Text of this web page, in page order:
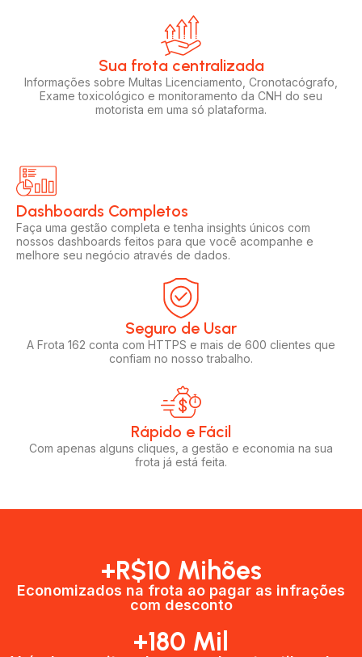
Sua frota centralizada​
Informações sobre Multas Licenciamento, Cronotacógrafo,
Exame toxicológico e monitoramento da CNH do seu
motorista em uma só plataforma.
Dashboards Completos​​
Faça uma gestão completa e tenha insights únicos com
nossos dashboards feitos para que você acompanhe e
melhore seu negócio através de dados.
Seguro de Usar​
A Frota 162 conta com HTTPS e mais de 600 clientes que
confiam no nosso trabalho.
Rápido e Fácil​
Com apenas alguns cliques, a gestão e economia na sua
frota já está feita.
+R$10 Mihões
Economizados na frota ao pagar as infrações
com desconto
+180 Mil